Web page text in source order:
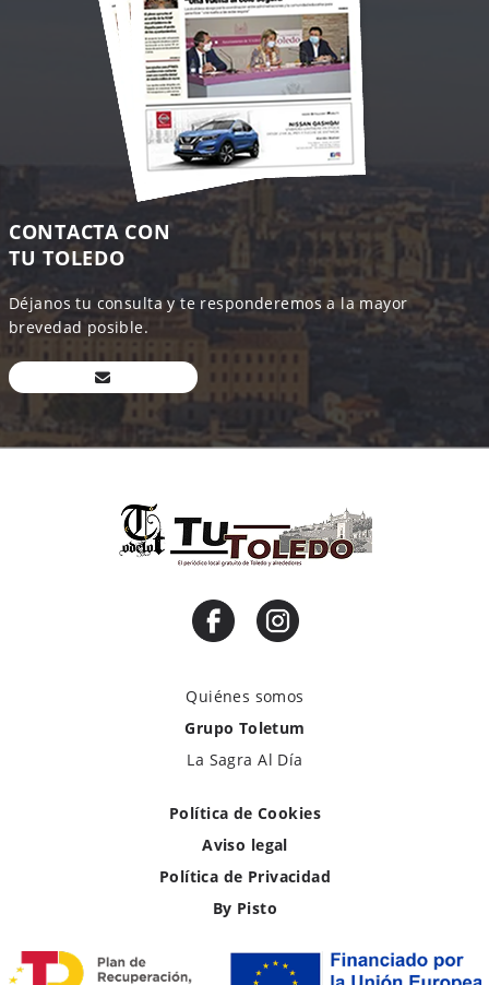
CONTACTA CON
TU TOLEDO
Déjanos tu consulta y te responderemos a la mayor
brevedad posible.
Quiénes somos
Grupo Toletum
La Sagra Al Día
Política de Cookies
Aviso legal
Política de Privacidad
By Pisto